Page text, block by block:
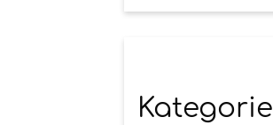
Kategorie